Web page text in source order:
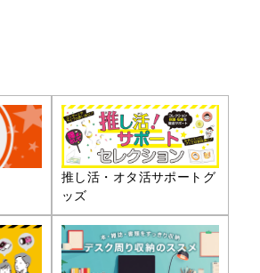
推し活・オタ活サポートグ
ッズ